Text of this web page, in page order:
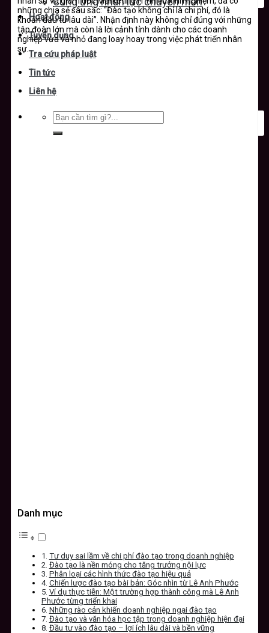
Hoạt động
Tuyển dụng
Tra cứu pháp luật
Tin tức
Liên hệ
những chia sẻ sâu sắc: “Đào tạo không chỉ là chi phí, đó là
khoản đầu tư lâu dài”. Nhận định này không chỉ đúng với những
tập đoàn lớn mà còn là lời cảnh tỉnh dành cho các doanh
nghiệp vừa và nhỏ đang loay hoay trong việc phát triển nhân
sự.
Danh mục
Tư duy sai lầm về chi phí đào tạo trong doanh nghiệp
Đào tạo là nền móng cho tăng trưởng nội lực
Phân loại các hình thức đào tạo hiệu quả
Chiến lược đào tạo bài bản: Góc nhìn từ Lê Anh Phước
Ví dụ thực tiễn: Một trường hợp thành công mà Lê Anh
Phước từng triển khai
Những rào cản khiến doanh nghiệp ngại đào tạo
Đào tạo và văn hóa học tập trong doanh nghiệp hiện đại
Đầu tư vào đào tạo – lợi ích lâu dài và bền vững